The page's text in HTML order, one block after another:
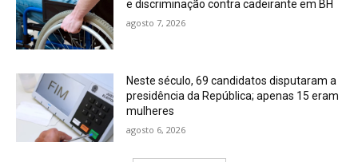
e discriminação contra cadeirante em BH
agosto 7, 2026
Neste século, 69 candidatos disputaram a
presidência da República; apenas 15 eram
mulheres
agosto 6, 2026